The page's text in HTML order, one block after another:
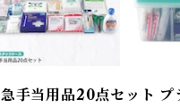
手当用品20点セット プ